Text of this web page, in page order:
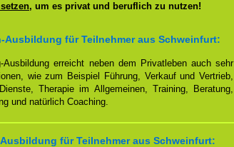
, um es privat und beruflich zu nutzen!
Ausbildung für Teilnehmer aus Schweinfurt:
Ausbildung erreicht neben dem Privatleben auch sehr
wie zum Beispiel Führung, Verkauf und Vertrieb,
Therapie im Allgemeinen, Training, Beratung,
und natürlich Coaching.
für Teilnehmer aus Schweinfurt: